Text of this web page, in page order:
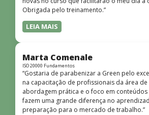
Obrigada pelo treinamento.”
LEIA MAIS
Marta Comenale
ISO 20000 Fundamentos
“Gostaria de parabenizar a Green pelo
na capacitação de profissionais da área
abordagem prática e o foco em
fazem uma grande diferença no
preparação para o mercado de trabalho.”